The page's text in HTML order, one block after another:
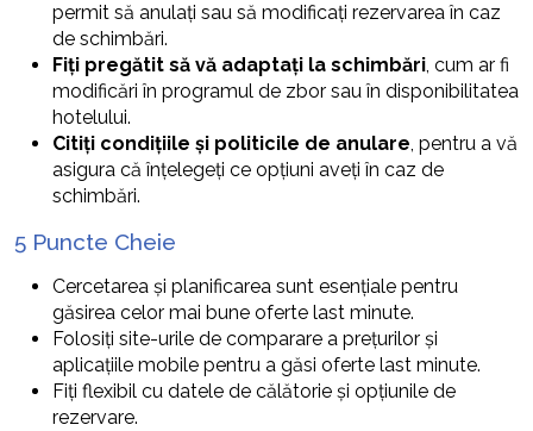
permit să anulați sau să modificați rezervarea în caz
de schimbări.
Fiți pregătit să vă adaptați la schimbări, cum ar fi
modificări în programul de zbor sau în disponibilitatea
hotelului.
Citiți condițiile și politicile de anulare, pentru a vă
asigura că înțelegeți ce opțiuni aveți în caz de
schimbări.
5 Puncte Cheie
Cercetarea și planificarea sunt esențiale pentru
găsirea celor mai bune oferte last minute.
Folosiți site-urile de comparare a prețurilor și
aplicațiile mobile pentru a găsi oferte last minute.
Fiți flexibil cu datele de călătorie și opțiunile de
rezervare.